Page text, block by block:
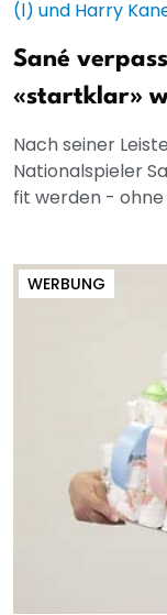
Sané
«startklar»
Nach seiner
Nationalspieler
fit werden - ohne
WERBUNG